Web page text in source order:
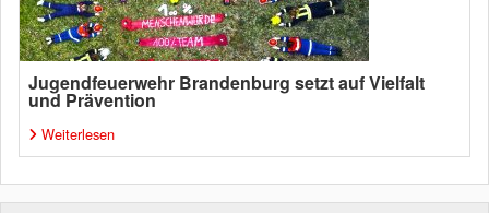
Jugendfeuerwehr Brandenburg setzt auf Vielfalt
und Prävention
Weiterlesen